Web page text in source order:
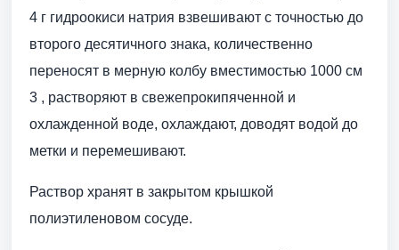
4 г гидроокиси натрия взвешивают с точностью до
второго десятичного знака, количественно
переносят в мерную колбу вместимостью 1000 см
3 , растворяют в свежепрокипяченной и
охлажденной воде, охлаждают, доводят водой до
метки и перемешивают.
Раствор хранят в закрытом крышкой
полиэтиленовом сосуде.